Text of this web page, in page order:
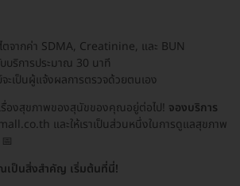
ไตจากค่า SDMA, Creatinine, และ BUN
บบริการประมาณ 30 นาที
เป็นผู้แจ้งผลการตรวจด้วยตนเอง
รื่องสุขภาพของสุนัขของคุณอยู่ต่อไป! จองบริการ
และให้เราเป็นส่วนหนึ่งในการดูแลสุขภาพ
เป็นสิ่งสำคัญ เริ่มต้นที่นี่!